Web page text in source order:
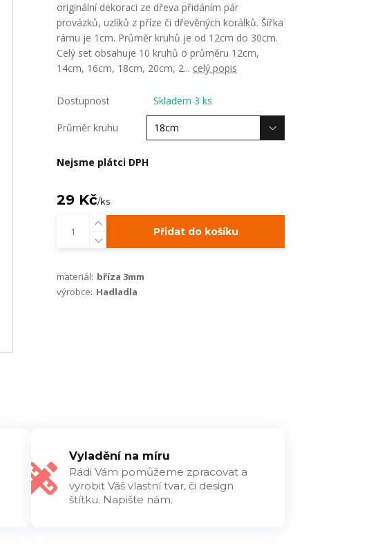
originální dekoraci ze dřeva přidáním pár
provázků, uzlíků z příze či dřevěných korálků. Šířka
rámu je 1cm. Průměr kruhů je od 12cm do 30cm.
Celý set obsahuje 10 kruhů o průměru 12cm,
14cm, 16cm, 18cm, 20cm, 2... celý popis
Dostupnost Skladem 3 ks
Průměr kruhu
Nejsme plátci DPH
29 Kč/ks
Přidat do košíku
materiál: bříza 3mm
výrobce: Hadladla
Vyladění na míru
Rádi Vám pomůžeme zpracovat a
vyrobit Váš vlastní tvar, či design
štítku. Napište nám.